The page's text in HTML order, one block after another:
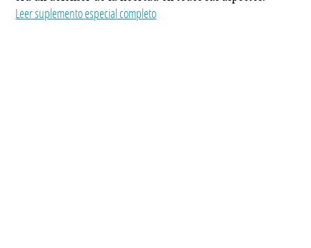
Leer suplemento especial completo